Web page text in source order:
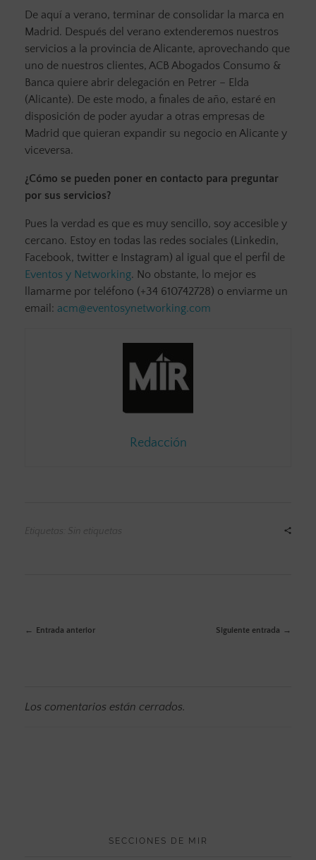
De aquí a verano, terminar de consolidar la marca en
Madrid. Después del verano extenderemos nuestros
servicios a la provincia de Alicante, aprovechando que
uno de nuestros clientes, ACB Abogados Consumo &
Banca quiere abrir delegación en Petrer – Elda
(Alicante). De este modo, a finales de año, estaré en
disposición de poder ayudar a otras empresas de
Madrid que quieran expandir su negocio en Alicante y
viceversa.
¿Cómo se pueden poner en contacto para preguntar
por sus servicios?
Pues la verdad es que es muy sencillo, soy accesible y
cercano. Estoy en todas las redes sociales (Linkedin,
Facebook, twitter e Instagram) al igual que el perfil de
Eventos y Networking. No obstante, lo mejor es
llamarme por teléfono (+34 610742728) o enviarme un
email: acm@eventosynetworking.com
Redacción
Etiquetas: Sin etiquetas
Entrada anterior Siguiente entrada
Los comentarios están cerrados.
SECCIONES DE MIR